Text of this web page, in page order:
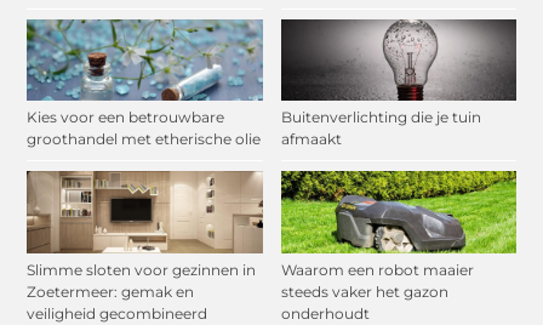
Kies voor een betrouwbare
groothandel met etherische olie
Buitenverlichting die je tuin
afmaakt
Slimme sloten voor gezinnen in
Zoetermeer: gemak en
veiligheid gecombineerd
Waarom een robot maaier
steeds vaker het gazon
onderhoudt